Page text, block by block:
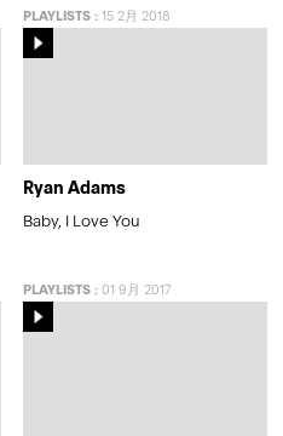
PLAYLISTS:15 2月 2018
Ryan Adams
Baby, I Love You
PLAYLISTS:01 9月 2017